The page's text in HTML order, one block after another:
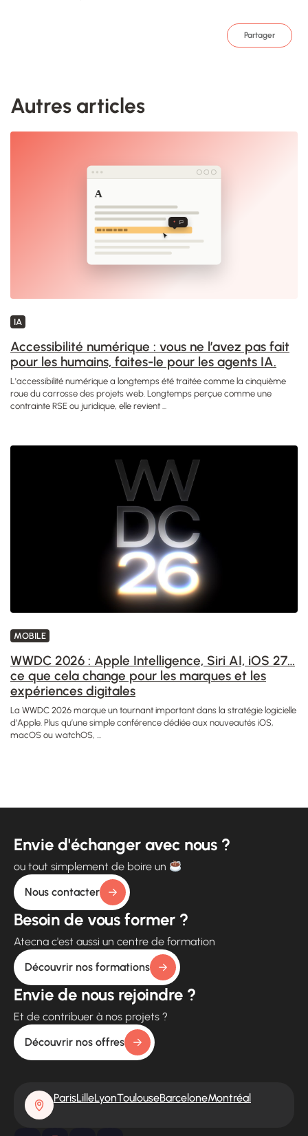
Partager
Autres articles
IA
Accessibilité numérique : vous ne l’avez pas fait
pour les humains, faites-le pour les agents IA.
L'accessibilité numérique a longtemps été traitée comme la cinquième
roue du carrosse des projets web. Longtemps perçue comme une
contrainte RSE ou juridique, elle revient ...
MOBILE
WWDC 2026 : Apple Intelligence, Siri AI, iOS 27…
ce que cela change pour les marques et les
expériences digitales
La WWDC 2026 marque un tournant important dans la stratégie logicielle
d’Apple. Plus qu’une simple conférence dédiée aux nouveautés iOS,
macOS ou watchOS, ...
Envie d'échanger avec nous ?
ou tout simplement de boire un
Nous contacter
Besoin de vous former ?
Atecna c'est aussi un centre de formation
Découvrir nos formations
Envie de nous rejoindre ?
Et de contribuer à nos projets ?
Découvrir nos offres
ParisLilleLyonToulouseBarceloneMontréal